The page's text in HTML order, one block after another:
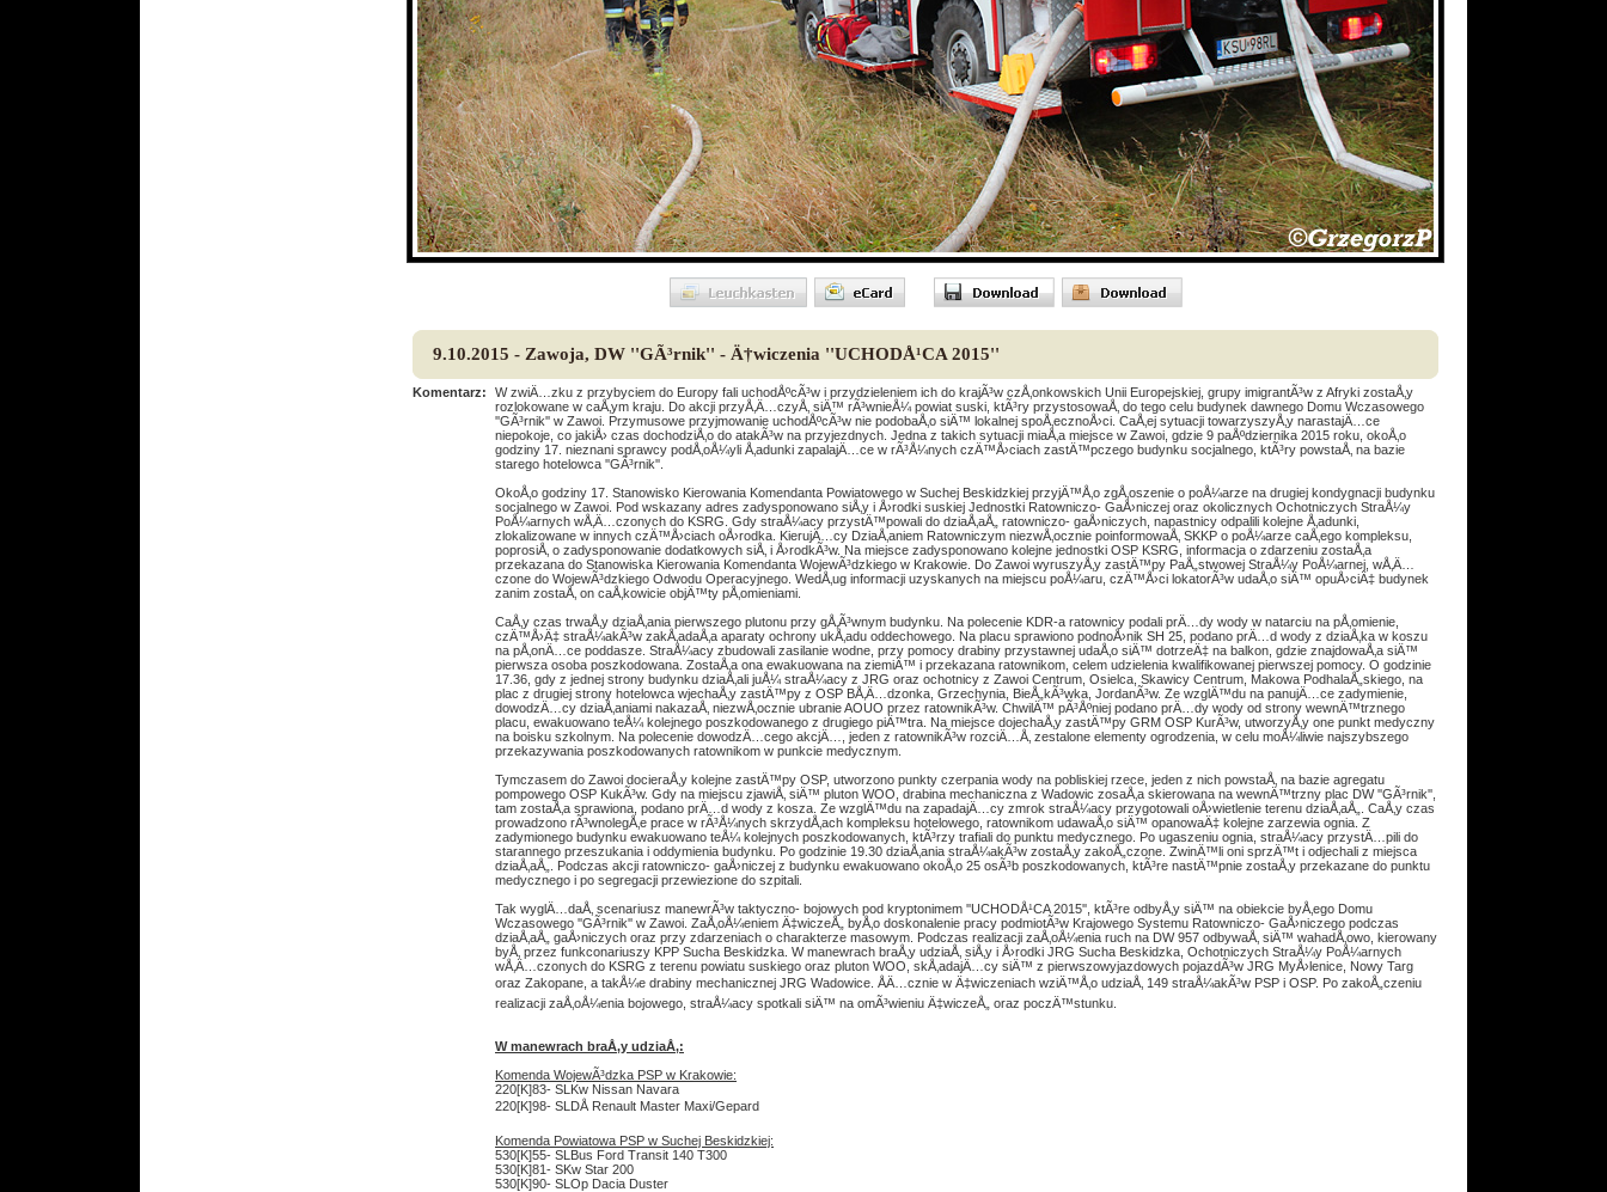
9.10.2015 - Zawoja, DW ''GÃ³rnik'' - Ä†wiczenia ''UCHODÅ¹CA 2015''
Komentarz:
W zwiÄ…zku z przybyciem do Europy fali uchodÅºcÃ³w i przydzieleniem ich do krajÃ³w czÅ‚onkowskich Unii Europejskiej, grupy imigrantÃ³w z Afryki zostaÅ‚y
rozlokowane w caÅ‚ym kraju. Do akcji przyÅ‚Ä…czyÅ‚ siÄ™ rÃ³wnieÅ¼ powiat suski, ktÃ³ry przystosowaÅ‚ do tego celu budynek dawnego Domu Wczasowego
''GÃ³rnik'' w Zawoi. Przymusowe przyjmowanie uchodÅºcÃ³w nie podobaÅ‚o siÄ™ lokalnej spoÅ‚ecznoÅ›ci. CaÅ‚ej sytuacji towarzyszyÅ‚y narastajÄ…ce
niepokoje, co jakiÅ› czas dochodziÅ‚o do atakÃ³w na przyjezdnych. Jedna z takich sytuacji miaÅ‚a miejsce w Zawoi, gdzie 9 paÅºdziernika 2015 roku, okoÅ‚o
godziny 17. nieznani sprawcy podÅ‚oÅ¼yli Å‚adunki zapalajÄ…ce w rÃ³Å¼nych czÄ™Å›ciach zastÄ™pczego budynku socjalnego, ktÃ³ry powstaÅ‚ na bazie
starego hotelowca ''GÃ³rnik''.
OkoÅ‚o godziny 17. Stanowisko Kierowania Komendanta Powiatowego w Suchej Beskidzkiej przyjÄ™Å‚o zgÅ‚oszenie o poÅ¼arze na drugiej kondygnacji budynku
socjalnego w Zawoi. Pod wskazany adres zadysponowano siÅ‚y i Å›rodki suskiej Jednostki Ratowniczo- GaÅ›niczej oraz okolicznych Ochotniczych StraÅ¼y
PoÅ¼arnych wÅ‚Ä…czonych do KSRG. Gdy straÅ¼acy przystÄ™powali do dziaÅ‚aÅ„ ratowniczo- gaÅ›niczych, napastnicy odpalili kolejne Å‚adunki,
zlokalizowane w innych czÄ™Å›ciach oÅ›rodka. KierujÄ…cy DziaÅ‚aniem Ratowniczym niezwÅ‚ocznie poinformowaÅ‚ SKKP o poÅ¼arze caÅ‚ego kompleksu,
poprosiÅ‚ o zadysponowanie dodatkowych siÅ‚ i Å›rodkÃ³w. Na miejsce zadysponowano kolejne jednostki OSP KSRG, informacja o zdarzeniu zostaÅ‚a
przekazana do Stanowiska Kierowania Komendanta WojewÃ³dzkiego w Krakowie. Do Zawoi wyruszyÅ‚y zastÄ™py PaÅ„stwowej StraÅ¼y PoÅ¼arnej, wÅ‚Ä…
czone do WojewÃ³dzkiego Odwodu Operacyjnego. WedÅ‚ug informacji uzyskanych na miejscu poÅ¼aru, czÄ™Å›ci lokatorÃ³w udaÅ‚o siÄ™ opuÅ›ciÄ‡ budynek
zanim zostaÅ‚ on caÅ‚kowicie objÄ™ty pÅ‚omieniami.
CaÅ‚y czas trwaÅ‚y dziaÅ‚ania pierwszego plutonu przy gÅ‚Ã³wnym budynku. Na polecenie KDR-a ratownicy podali prÄ…dy wody w natarciu na pÅ‚omienie,
czÄ™Å›Ä‡ straÅ¼akÃ³w zakÅ‚adaÅ‚a aparaty ochrony ukÅ‚adu oddechowego. Na placu sprawiono podnoÅ›nik SH 25, podano prÄ…d wody z dziaÅ‚ka w koszu
na pÅ‚onÄ…ce poddasze. StraÅ¼acy zbudowali zasilanie wodne, przy pomocy drabiny przystawnej udaÅ‚o siÄ™ dotrzeÄ‡ na balkon, gdzie znajdowaÅ‚a siÄ™
pierwsza osoba poszkodowana. ZostaÅ‚a ona ewakuowana na ziemiÄ™ i przekazana ratownikom, celem udzielenia kwalifikowanej pierwszej pomocy. O godzinie
17.36, gdy z jednej strony budynku dziaÅ‚ali juÅ¼ straÅ¼acy z JRG oraz ochotnicy z Zawoi Centrum, Osielca, Skawicy Centrum, Makowa PodhalaÅ„skiego, na
plac z drugiej strony hotelowca wjechaÅ‚y zastÄ™py z OSP BÅ‚Ä…dzonka, Grzechynia, BieÅ„kÃ³wka, JordanÃ³w. Ze wzglÄ™du na panujÄ…ce zadymienie,
dowodzÄ…cy dziaÅ‚aniami nakazaÅ‚ niezwÅ‚ocznie ubranie AOUO przez ratownikÃ³w. ChwilÄ™ pÃ³Åºniej podano prÄ…dy wody od strony wewnÄ™trznego
placu, ewakuowano teÅ¼ kolejnego poszkodowanego z drugiego piÄ™tra. Na miejsce dojechaÅ‚y zastÄ™py GRM OSP KurÃ³w, utworzyÅ‚y one punkt medyczny
na boisku szkolnym. Na polecenie dowodzÄ…cego akcjÄ…, jeden z ratownikÃ³w rozciÄ…Å‚ zestalone elementy ogrodzenia, w celu moÅ¼liwie najszybszego
przekazywania poszkodowanych ratownikom w punkcie medycznym.
Tymczasem do Zawoi docieraÅ‚y kolejne zastÄ™py OSP, utworzono punkty czerpania wody na pobliskiej rzece, jeden z nich powstaÅ‚ na bazie agregatu
pompowego OSP KukÃ³w. Gdy na miejscu zjawiÅ‚ siÄ™ pluton WOO, drabina mechaniczna z Wadowic zosaÅ‚a skierowana na wewnÄ™trzny plac DW ''GÃ³rnik'',
tam zostaÅ‚a sprawiona, podano prÄ…d wody z kosza. Ze wzglÄ™du na zapadajÄ…cy zmrok straÅ¼acy przygotowali oÅ›wietlenie terenu dziaÅ‚aÅ„. CaÅ‚y czas
prowadzono rÃ³wnolegÅ‚e prace w rÃ³Å¼nych skrzydÅ‚ach kompleksu hotelowego, ratownikom udawaÅ‚o siÄ™ opanowaÄ‡ kolejne zarzewia ognia. Z
zadymionego budynku ewakuowano teÅ¼ kolejnych poszkodowanych, ktÃ³rzy trafiali do punktu medycznego. Po ugaszeniu ognia, straÅ¼acy przystÄ…pili do
starannego przeszukania i oddymienia budynku. Po godzinie 19.30 dziaÅ‚ania straÅ¼akÃ³w zostaÅ‚y zakoÅ„czone. ZwinÄ™li oni sprzÄ™t i odjechali z miejsca
dziaÅ‚aÅ„. Podczas akcji ratowniczo- gaÅ›niczej z budynku ewakuowano okoÅ‚o 25 osÃ³b poszkodowanych, ktÃ³re nastÄ™pnie zostaÅ‚y przekazane do punktu
medycznego i po segregacji przewiezione do szpitali.
Tak wyglÄ…daÅ‚ scenariusz manewrÃ³w taktyczno- bojowych pod kryptonimem ''UCHODÅ¹CA 2015'', ktÃ³re odbyÅ‚y siÄ™ na obiekcie byÅ‚ego Domu
Wczasowego ''GÃ³rnik'' w Zawoi. ZaÅ‚oÅ¼eniem Ä‡wiczeÅ„ byÅ‚o doskonalenie pracy podmiotÃ³w Krajowego Systemu Ratowniczo- GaÅ›niczego podczas
dziaÅ‚aÅ„ gaÅ›niczych oraz przy zdarzeniach o charakterze masowym. Podczas realizacji zaÅ‚oÅ¼enia ruch na DW 957 odbywaÅ‚ siÄ™ wahadÅ‚owo, kierowany
byÅ‚ przez funkconariuszy KPP Sucha Beskidzka. W manewrach braÅ‚y udziaÅ‚ siÅ‚y i Å›rodki JRG Sucha Beskidzka, Ochotniczych StraÅ¼y PoÅ¼arnych
wÅ‚Ä…czonych do KSRG z terenu powiatu suskiego oraz pluton WOO, skÅ‚adajÄ…cy siÄ™ z pierwszowyjazdowych pojazdÃ³w JRG MyÅ›lenice, Nowy Targ
oraz Zakopane, a takÅ¼e drabiny mechanicznej JRG Wadowice. ÅÄ…cznie w Ä‡wiczeniach wziÄ™Å‚o udziaÅ‚ 149 straÅ¼akÃ³w PSP i OSP. Po zakoÅ„czeniu
realizacji zaÅ‚oÅ¼enia bojowego, straÅ¼acy spotkali siÄ™ na omÃ³wieniu Ä‡wiczeÅ„ oraz poczÄ™stunku.
W manewrach braÅ‚y udziaÅ‚:
Komenda WojewÃ³dzka PSP w Krakowie:
220[K]83- SLKw Nissan Navara
220[K]98- SLDÅ Renault Master Maxi/Gepard
Komenda Powiatowa PSP w Suchej Beskidzkiej:
530[K]55- SLBus Ford Transit 140 T300
530[K]81- SKw Star 200
530[K]90- SLOp Dacia Duster